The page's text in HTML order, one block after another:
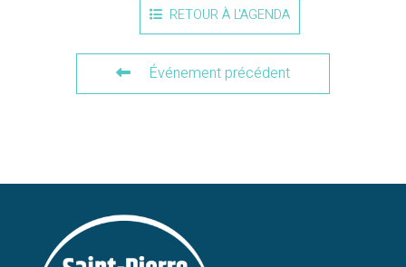
RETOUR À L'AGENDA
Événement précédent